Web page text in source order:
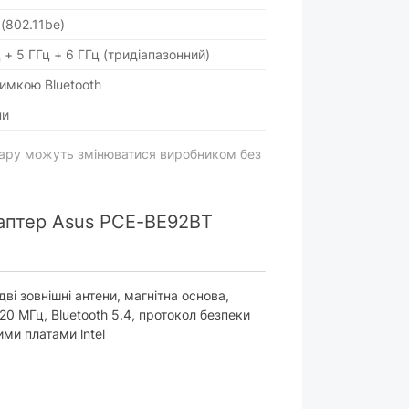
+ 5 ГГц + 6 ГГц (тридіапазонний)
Bluetooth
можуть змінюватися виробником без
Asus PCE-BE92BT
зовнішні антени, магнітна основа,
МГц, Bluetooth 5.4, протокол безпеки
платами lntel